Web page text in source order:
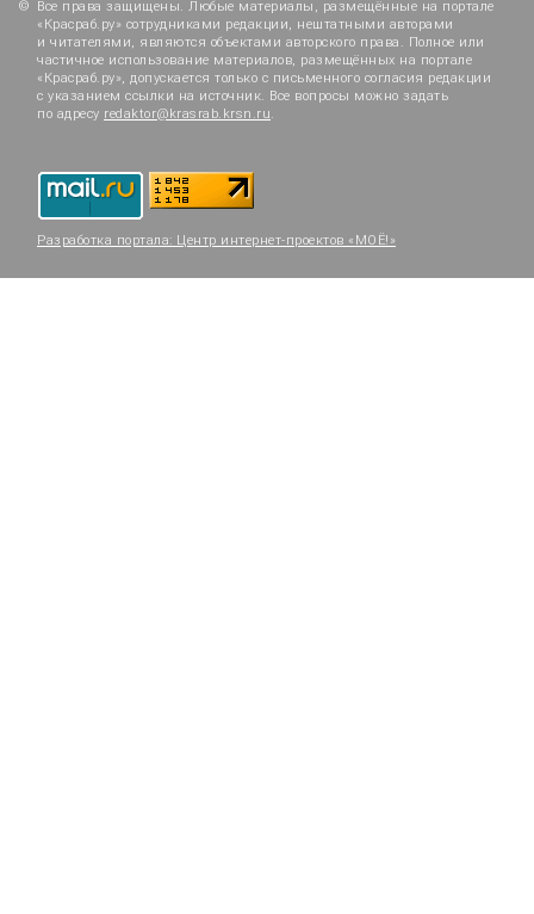
Все права защищены. Любые материалы, размещённые на портале
«Красраб.ру» сотрудниками редакции, нештатными авторами
и читателями, являются объектами авторского права. Полное или
частичное использование материалов, размещённых на портале
«Красраб.ру», допускается только с письменного согласия редакции
с указанием ссылки на источник. Все вопросы можно задать
по адресу redaktor@krasrab.krsn.ru.
Разработка портала: Центр интернет-проектов «МОЁ!»